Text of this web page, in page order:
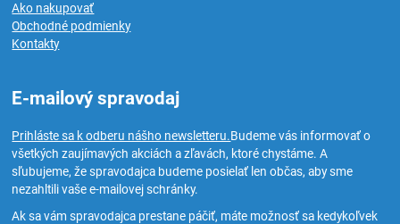
Ako nakupovať
Obchodné podmienky
Kontakty
E-mailový spravodaj
Prihláste sa k odberu nášho newsletteru.Budeme vás informovať o
všetkých zaujímavých akciách a zľavách, ktoré chystáme. A
sľubujeme, že spravodajca budeme posielať len občas, aby sme
nezahltili vaše e-mailovej schránky.
Ak sa vám spravodajca prestane páčiť, máte možnosť sa kedykoľvek